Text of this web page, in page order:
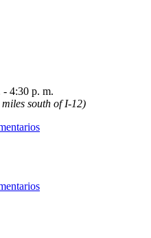
- 4:30 p. m.
south of I-12)